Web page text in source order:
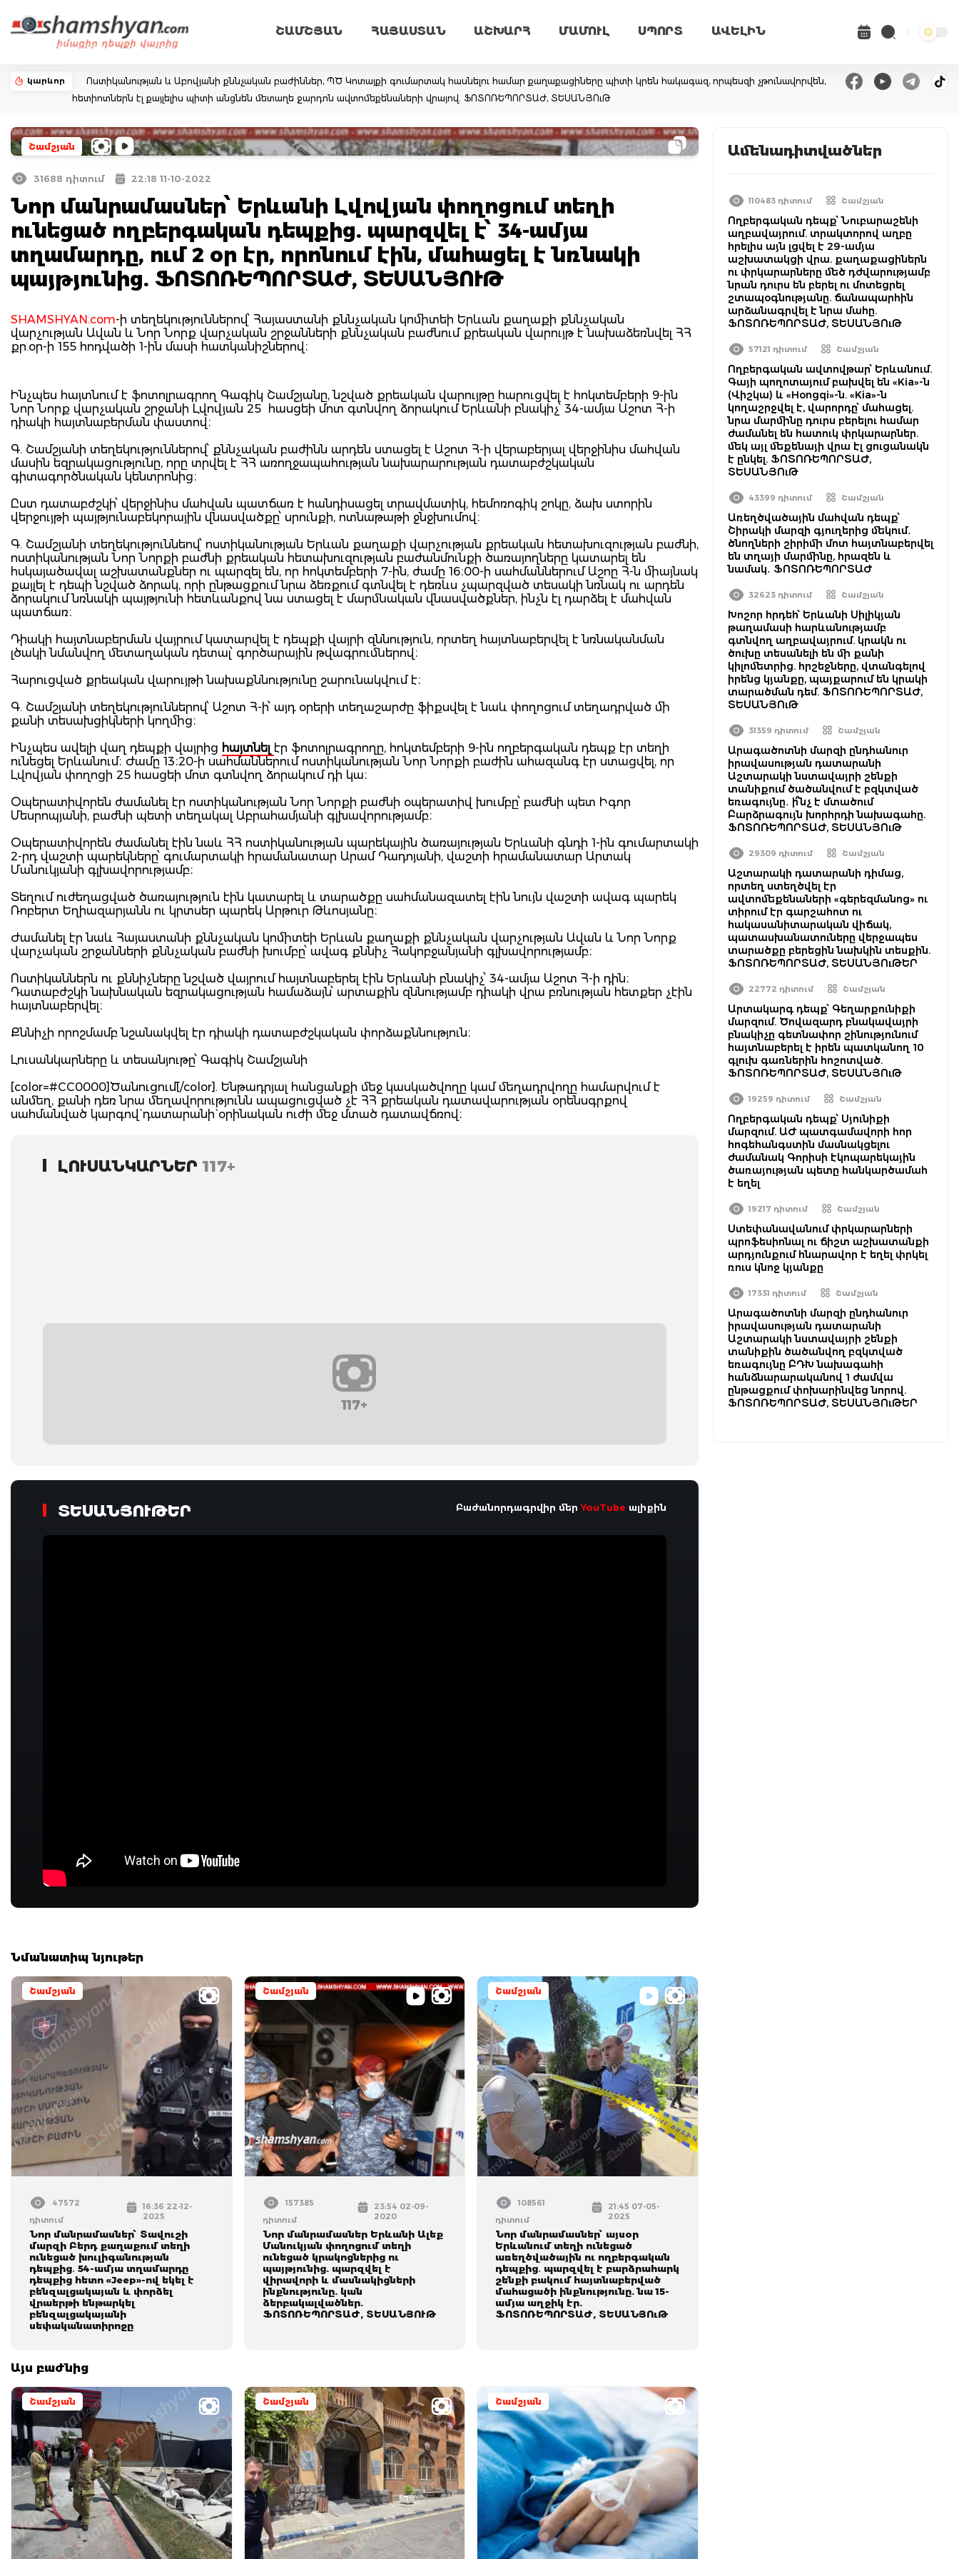
ՇԱՄՇՅԱՆ ՀԱՅԱՍՏԱՆ ԱՇԽԱՐՀ ՄԱՄՈՒԼ ՍՊՈՐՏ ԱՎԵԼԻՆ
կարևոր
Ոստիկանության և Աբովյանի քննչական բաժիններ, ՊԾ Կոտայքի գումարտակ հասնելու համար քաղաքացիները պիտի կրեն հակագազ, որպեսզի չթունավորվեն,
հետիոտներն էլ քայլելիս պիտի անցնեն մետաղե ջարդոն ավտոմեքենաների վրայով. ՖՈՏՈՌԵՊՈՐՏԱԺ, ՏԵՍԱՆՅՈւԹ
Շամշյան
31688 դիտում 22:18 11-10-2022
Նոր մանրամասներ՝ Երևանի Լվովյան փողոցում տեղի
ունեցած ողբերգական դեպքից. պարզվել է՝ 34-ամյա
տղամարդը, ում 2 օր էր, որոնում էին, մահացել է նռնակի
պայթյունից. ՖՈՏՈՌԵՊՈՐՏԱԺ, ՏԵՍԱՆՅՈՒԹ
SHAMSHYAN.com-ի տեղեկություններով՝ Հայաստանի քննչական կոմիտեի Երևան քաղաքի քննչական
վարչության Ավան և Նոր Նորք վարչական շրջանների քննչական բաժնում քրեական վարույթ է նախաձեռնվել ՀՀ
քր.օր-ի 155 հոդվածի 1-ին մասի հատկանիշներով։
Ինչպես հայտնում է ֆոտոլրագրող Գագիկ Շամշյանը, նշված քրեական վարույթը հարուցվել է հոկտեմբերի 9-ին
Նոր Նորք վարչական շրջանի Լվովյան 25 հասցեի մոտ գտնվող ձորակում Երևանի բնակիչ՝ 34-ամյա Աշոտ Հ-ի
դիակի հայտնաբերման փաստով։
Գ. Շամշյանի տեղեկություններով՝ քննչական բաժինն արդեն ստացել է Աշոտ Հ-ի վերաբերյալ վերջինիս մահվան
մասին եզրակացությունը, որը տրվել է ՀՀ առողջապահության նախարարության դատաբժշկական
գիտագործնական կենտրոնից։
Ըստ դատաբժշկի՝ վերջինիս մահվան պատճառ է հանդիսացել տրավմատիկ, հեմոռոգիկ շոկը, ձախ ստորին
վերջույթի պայթյունաբեկորային վնասվածքը՝ սրունքի, ոտնաթաթի ջնջխումով։
Գ. Շամշյանի տեղեկություննեով՝ ոստիկանության Երևան քաղաքի վարչության քրեական հետախուզության բաժնի,
ոստիկանության Նոր Նորքի բաժնի քրեական հետախուզության բաժանմունքի ծառայողները կատարել են
հսկայածավալ աշխատանքներ ու պարզել են, որ հոկտեմբերի 7-ին, ժամը 16։00-ի սահմաններում Աշոը Հ-ն միայնակ
քայլել է դեպի նշված ձորակ, որի ընթացքում նրա ձեռքում գտնվել է դեռևս չպարզված տեսակի նռնակ ու արդեն
ձորակում նռնակի պայթյունի հետևանքով նա ստացել է մարմնական վնասվածքներ, ինչն էլ դարձել է մահվան
պատճառ։
Դիակի հայտնաբերման վայրում կատարվել է դեպքի վայրի զննություն, որտեղ հայտնաբերվել է նռնականման
լծակի նմանվող մետաղական դետալ՝ գործարային թվագրումներով։
Հարուցված քրեական վարույթի նախաքննությունը շարունակվում է։
Գ. Շամշյանի տեղեկություններով՝ Աշոտ Հ-ի՝ այդ օրերի տեղաշարժը ֆիքսվել է նաև փողոցում տեղադրված մի
քանի տեսախցիկների կողմից։
Ինչպես ավելի վաղ դեպքի վայրից հայտնել էր ֆոտոլրագրողը, հոկտեմբերի 9-ին ողբերգական դեպք էր տեղի
ունեցել Երևանում։ Ժամը 13։20-ի սահմաններում ոստիկանության Նոր Նորքի բաժին ահազանգ էր ստացվել, որ
Լվովյան փողոցի 25 հասցեի մոտ գտնվող ձորակում դի կա։
Օպերատիվորեն ժամանել էր ոստիկանության Նոր Նորքի բաժնի օպերատիվ խումբը՝ բաժնի պետ Իգոր
Մեսրոպյանի, բաժնի պետի տեղակալ Աբրահամյանի գլխավորությամբ։
Օպերատիվորեն ժամանել էին նաև ՀՀ ոստիկանության պարեկային ծառայության Երևանի գնդի 1-ին գումարտակի
2-րդ վաշտի պարեկները՝ գումարտակի հրամանատար Արամ Դադոյանի, վաշտի հրամանատար Արտակ
Մանուկյանի գլխավորությամբ։
Տեղում ուժեղացված ծառայություն էին կատարել և տարածքը սահմանազատել էին նույն վաշտի ավագ պարեկ
Ռոբերտ Եղիազարյանն ու կրտսեր պարեկ Արթուր Թևոսյանը։
Ժամանել էր նաև Հայաստանի քննչական կոմիտեի Երևան քաղաքի քննչական վարչության Ավան և Նոր Նորք
վարչական շրջանների քննչական բաժնի խումբը՝ ավագ քննիչ Հակոբջանյանի գլխավորությամբ։
Ոստիկաններն ու քննիչները նշված վայրում հայտնաբերել էին Երևանի բնակիչ՝ 34-ամյա Աշոտ Հ-ի դին։
Դատաբժշկի նախնական եզրակացության համաձայն՝ արտաքին զննությամբ դիակի վրա բռնության հետքեր չէին
հայտնաբերվել։
Քննիչի որոշմամբ նշանակվել էր դիակի դատաբժշկական փորձաքննություն։
Լուսանկարները և տեսանյութը՝ Գագիկ Շամշյանի
[color=#CC0000]Ծանուցում[/color]. Ենթադրյալ հանցանքի մեջ կասկածվողը կամ մեղադրվողը համարվում է
անմեղ, քանի դեռ նրա մեղավորությունն ապացուցված չէ ՀՀ քրեական դատավարության օրենսգրքով
սահմանված կարգով` դատարանի` օրինական ուժի մեջ մտած դատավճռով։
ԼՈՒՍԱՆԿԱՐՆԵՐ 117+
117+
ՏԵՍԱՆՅՈՒԹԵՐ Բաժանորդագրվիր մերYouTube ալիքին
Նմանատիպ նյութեր
Շամշյան
47572
դիտում
16:36 22-12-
2025
Նոր մանրամասներ՝ Տավուշի
մարզի Բերդ քաղաքում տեղի
ունեցած խուլիգանության
դեպքից․ 54-ամյա տղամարդը
դեպքից հետո «Jeep»-ով եկել է
բենզալցակայան և փորձել
վրաերթի ենթարկել
բենզալցակայանի
սեփականատիրոջը
Շամշյան
157385
դիտում
23:54 02-09-
2020
Նոր մանրամասներ Երևանի Ալեք
Մանուկյան փողոցում տեղի
ունեցած կրակոցներից ու
պայթյունից. պարզվել է
վիրավորի և մասնակիցների
ինքնությունը. կան
ձերբակալվածներ.
ՖՈՏՈՌԵՊՈՐՏԱԺ, ՏԵՍԱՆՅՈՒԹ
Շամշյան
108561
դիտում
21:45 07-05-
2025
Նոր մանրամասներ՝ այսօր
Երևանում տեղի ունեցած
առեղծվածային ու ողբերգական
դեպքից․ պարզվել է բարձրահարկ
շենքի բակում հայտնաբերված
մահացածի ինքնությունը. նա 15-
ամյա աղջիկ էր.
ՖՈՏՈՌԵՊՈՐՏԱԺ, ՏԵՍԱՆՅՈւԹ
Այս բաժնից
Շամշյան Շամշյան Շամշյան
Ամենադիտվածներ
110483 դիտում Շամշյան
Ողբերգական դեպք՝ Նուբարաշենի
աղբավայրում. տրակտորով աղբը
հրելիս այն լցվել է 29-ամյա
աշխատակցի վրա. քաղաքացիներն
ու փրկարարները մեծ դժվարությամբ
նրան դուրս են բերել ու մոտեցրել
շտապօգնությանը. ճանապարհին
արձանագրվել է նրա մահը.
ՖՈՏՈՌԵՊՈՐՏԱԺ, ՏԵՍԱՆՅՈւԹ
57121 դիտում Շամշյան
Ողբերգական ավտովթար՝ Երևանում.
Գայի պողոտայում բախվել են «Kia»-ն
(Վիշկա) և «Hongqi»-ն. «Kia»-ն
կողաշրջվել է, վարորդը՝ մահացել.
նրա մարմինը դուրս բերելու համար
ժամանել են հատուկ փրկարարներ.
մեկ այլ մեքենայի վրա էլ ցուցանակն
է ընկել. ՖՈՏՈՌԵՊՈՐՏԱԺ,
ՏԵՍԱՆՅՈւԹ
43399 դիտում Շամշյան
Առեղծվածային մահվան դեպք՝
Շիրակի մարզի գյուղերից մեկում․
ծնողների շիրիմի մոտ հայտնաբերվել
են տղայի մարմինը, հրազեն և
նամակ․ ՖՈՏՈՌԵՊՈՐՏԱԺ
32623 դիտում Շամշյան
Խոշոր հրդեհ՝ Երևանի Սիլիկյան
թաղամասի հարևանությամբ
գտնվող աղբավայրում. կրակն ու
ծուխը տեսանելի են մի քանի
կիլոմետրից. հրշեջները, վտանգելով
իրենց կյանքը, պայքարում են կրակի
տարածման դեմ. ՖՈՏՈՌԵՊՈՐՏԱԺ,
ՏԵՍԱՆՅՈւԹ
31359 դիտում Շամշյան
Արագածոտնի մարզի ընդհանուր
իրավասության դատարանի
Աշտարակի նստավայրի շենքի
տանիքում ծածանվում է բզկտված
եռագույնը․ ի՞նչ է մտածում
Բարձրագույն խորհրդի նախագահը.
ՖՈՏՈՌԵՊՈՐՏԱԺ, ՏԵՍԱՆՅՈւԹ
29309 դիտում Շամշյան
Աշտարակի դատարանի դիմաց,
որտեղ ստեղծվել էր
ավտոմեքենաների «գերեզմանոց» ու
տիրում էր գարշահոտ ու
հակասանիտարական վիճակ,
պատասխանատուները վերջապես
տարածքը բերեցին նախկին տեսքին.
ՖՈՏՈՌԵՊՈՐՏԱԺ, ՏԵՍԱՆՅՈւԹԵՐ
22772 դիտում Շամշյան
Արտակարգ դեպք՝ Գեղարքունիքի
մարզում. Ծովազարդ բնակավայրի
բնակիչը գետնափոր շինությունում
հայտնաբերել է իրեն պատկանող 10
գլուխ գառներին հոշոտված.
ՖՈՏՈՌԵՊՈՐՏԱԺ, ՏԵՍԱՆՅՈւԹ
19259 դիտում Շամշյան
Ողբերգական դեպք՝ Սյունիքի
մարզում. ԱԺ պատգամավորի հոր
հոգեհանգստին մասնակցելու
ժամանակ Գորիսի էկոպարեկային
ծառայության պետը հանկարծամահ
է եղել
19217 դիտում Շամշյան
Ստեփանավանում փրկարարների
պրոֆեսիոնալ ու ճիշտ աշխատանքի
արդյունքում հնարավոր է եղել փրկել
ռուս կնոջ կյանքը
17331 դիտում Շամշյան
Արագածոտնի մարզի ընդհանուր
իրավասության դատարանի
Աշտարակի նստավայրի շենքի
տանիքին ծածանվող բզկտված
եռագույնը ԲԴԽ նախագահի
հանձնարարականով 1 ժամվա
ընթացքում փոխարինվեց նորով.
ՖՈՏՈՌԵՊՈՐՏԱԺ, ՏԵՍԱՆՅՈւԹԵՐ